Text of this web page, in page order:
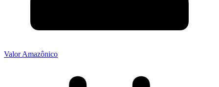
Valor Amazônico